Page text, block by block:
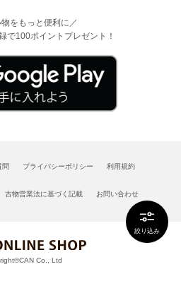
絞り込み
をもっと便利に／
で100ポイントプレゼント！
問 プライバシーポリシー 利用規約
古物営業法に基づく記載 お問い合わせ
Co., Ltd